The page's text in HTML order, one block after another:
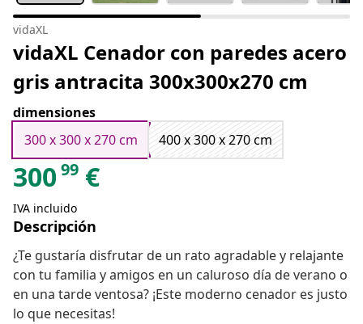
vidaXL
vidaXL Cenador con paredes acero
gris antracita 300x300x270 cm
dimensiones
300 x 300 x 270 cm
400 x 300 x 270 cm
30099 €
IVA incluido
Descripción
¿Te gustaría disfrutar de un rato agradable y relajante
con tu familia y amigos en un caluroso día de verano o
en una tarde ventosa? ¡Este moderno cenador es justo
lo que necesitas!